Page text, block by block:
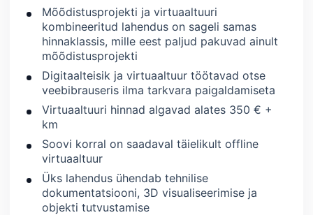
Mõõdistusprojekti ja virtuaaltuuri
kombineeritud lahendus on sageli samas
hinnaklassis, mille eest paljud pakuvad ainult
mõõdistusprojekti
Digitaalteisik ja virtuaaltuur töötavad otse
veebibrauseris ilma tarkvara paigaldamiseta
Virtuaaltuuri hinnad algavad alates 350 € +
km
Soovi korral on saadaval täielikult offline
virtuaaltuur
Üks lahendus ühendab tehnilise
dokumentatsiooni, 3D visualiseerimise ja
objekti tutvustamise